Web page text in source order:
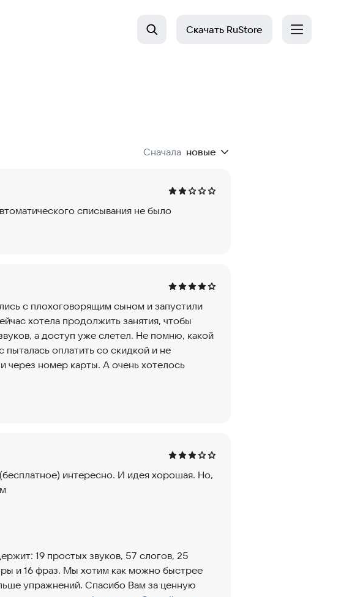
Скачать RuStore
Сначала новые
списывания не было
с плохоговорящим сыном и запустили
хотела продолжить занятия, чтобы
а доступ уже слетел. Не помню, какой
оплатить со скидкой и не
через номер карты. А очень хотелось
интересно. И идея хорошая. Но,
19 простых звуков, 57 слогов, 25
и 16 фраз. Мы хотим как можно быстрее
упражнений. Спасибо Вам за ценную